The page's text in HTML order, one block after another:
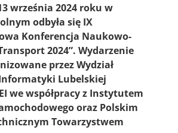
września 2024 roku w
odbyła się IX
Konferencja Naukowo-
2024”. Wydarzenie
przez Wydział
Lubelskiej
we współpracy z Instytutem
oraz Polskim
Towarzystwem